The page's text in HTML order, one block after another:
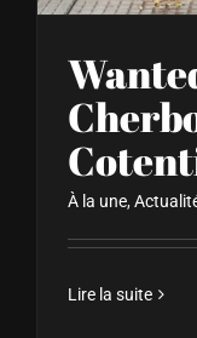
À la une,
Lire la suite